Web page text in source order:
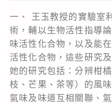
一、 王玉教授的實驗室
術，輔以生物活性指導
味活性化合物，以及能
活性化合物，這些研究
她的研究包括：分辨柑
枝、芒果、茶等）的風
氣味及味道互相關聯、